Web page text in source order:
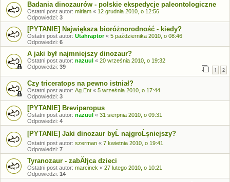
Badania dinozaurów - polskie ekspedycje paleontologiczne
Ostatni post autor: miriam « 12 grudnia 2010, o 12:56
Odpowiedzi: 3
[PYTANIE] Największa bioróżnorodność - kiedy?
Ostatni post autor: Utahraptor« 5 października 2010, o 08:46
Odpowiedzi: 6
A jaki był najmniejszy dinozaur?
Ostatni post autor: nazuul « 20 września 2010, o 19:32
Odpowiedzi: 39 1 2
Czy triceratops na pewno istniał?
Ostatni post autor: Ag.Ent « 5 września 2010, o 17:44
Odpowiedzi: 3
[PYTANIE] Breviparopus
Ostatni post autor: nazuul « 31 sierpnia 2010, o 09:31
Odpowiedzi: 4
[PYTANIE] Jaki dinozaur byĹ najgroĹşniejszy?
Ostatni post autor: szerman « 7 kwietnia 2010, o 19:41
Odpowiedzi: 7
Tyranozaur - zabĂłjca dzieci
Ostatni post autor: marcinek « 27 lutego 2010, o 10:21
Odpowiedzi: 14